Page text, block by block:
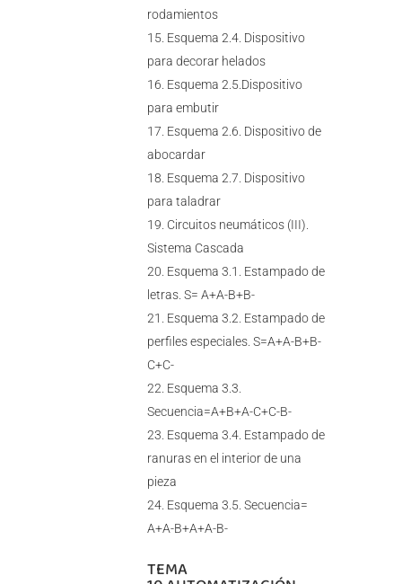
rodamientos
Esquema 2.4. Dispositivo
para decorar helados
Esquema 2.5.Dispositivo
para embutir
Esquema 2.6. Dispositivo de
abocardar
Esquema 2.7. Dispositivo
para taladrar
Circuitos neumáticos (III).
Sistema Cascada
Esquema 3.1. Estampado de
letras. S= A+A-B+B-
Esquema 3.2. Estampado de
perfiles especiales. S=A+A-B+B-
C+C-
Esquema 3.3.
Secuencia=A+B+A-C+C-B-
Esquema 3.4. Estampado de
ranuras en el interior de una
pieza
Esquema 3.5. Secuencia=
A+A-B+A+A-B-
TEMA